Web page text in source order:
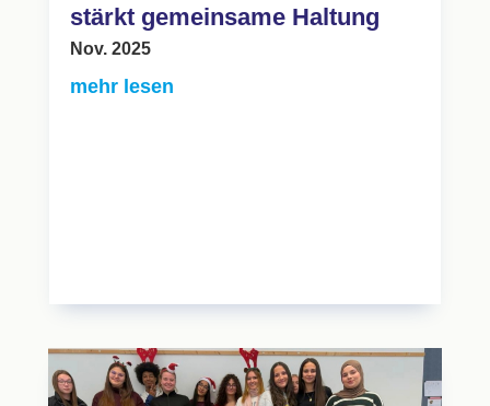
stärkt gemeinsame Haltung
Nov. 2025
mehr lesen